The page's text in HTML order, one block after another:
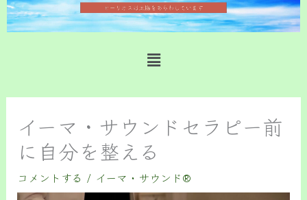
ッ
プ
メ
ニ
ー
イーマ・サウンドセラピー前
に自分を整える
コメントする / イーマ・サウンド®️